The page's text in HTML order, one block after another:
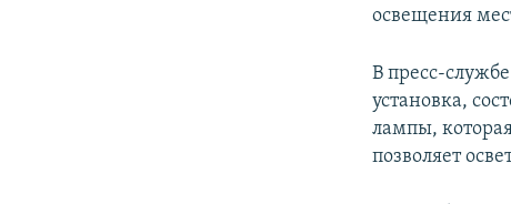
освещения
В пресс-
установка,
лампы,
позволяет